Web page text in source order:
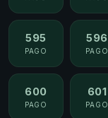
595
PAGO
596
PAGO
600
PAGO
601
PAGO